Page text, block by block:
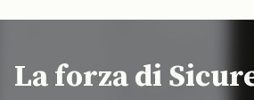
La forza di